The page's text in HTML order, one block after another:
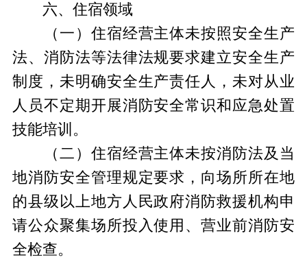
六、住宿领域
（一）住宿经营主体未按照安全生产
法、消防法等法律法规要求建立安全生产
制度，未明确安全生产责任人，未对从业
人员不定期开展消防安全常识和应急处置
技能培训。
（二）住宿经营主体未按消防法及当
地消防安全管理规定要求，向场所所在地
的县级以上地方人民政府消防救援机构申
请公众聚集场所投入使用、营业前消防安
全检查。